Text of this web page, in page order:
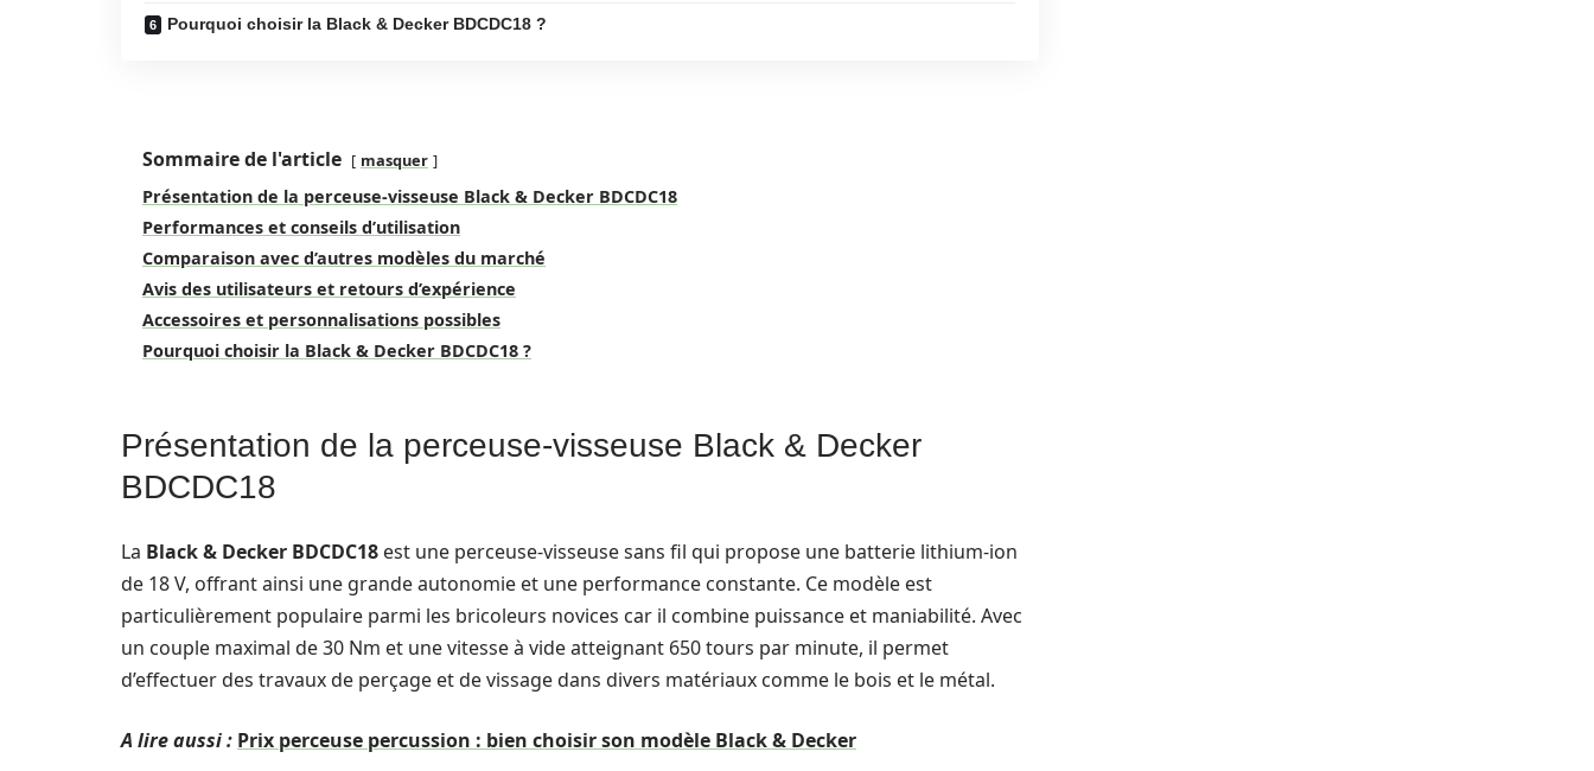
Pourquoi choisir la Black & Decker BDCDC18 ?
Sommaire de l'article masquer
Présentation de la perceuse-visseuse Black & Decker BDCDC18
Performances et conseils d’utilisation
Comparaison avec d’autres modèles du marché
Avis des utilisateurs et retours d’expérience
Accessoires et personnalisations possibles
Pourquoi choisir la Black & Decker BDCDC18 ?
Présentation de la perceuse-visseuse Black & Decker
BDCDC18
La Black & Decker BDCDC18 est une perceuse-visseuse sans fil qui propose une batterie lithium-ion
de 18 V, offrant ainsi une grande autonomie et une performance constante. Ce modèle est
particulièrement populaire parmi les bricoleurs novices car il combine puissance et maniabilité. Avec
un couple maximal de 30 Nm et une vitesse à vide atteignant 650 tours par minute, il permet
d’effectuer des travaux de perçage et de vissage dans divers matériaux comme le bois et le métal.
A lire aussi : Prix perceuse percussion : bien choisir son modèle Black & Decker